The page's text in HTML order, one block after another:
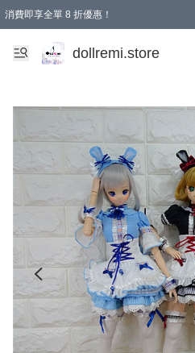
消費即享全單 8 折優惠！
購物滿 HKD 1500.00即享免運費優惠！（
dollremi.store